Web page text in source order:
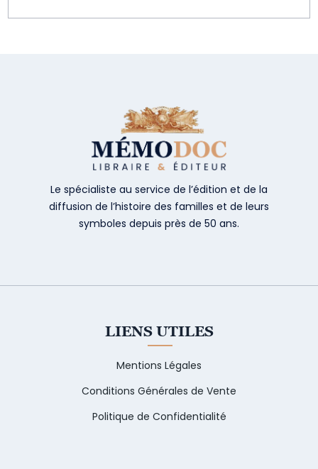
Le spécialiste au service de l’édition et de la
diffusion de l’histoire des familles et de leurs
symboles depuis près de 50 ans.
LIENS UTILES
Mentions Légales
Conditions Générales de Vente
Politique de Confidentialité